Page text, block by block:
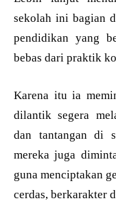
sekolah ini bagian
pendidikan yang
bebas dari praktik
Karena itu ia
dilantik segera
dan tantangan di
mereka juga
guna menciptakan
cerdas, berkarakter